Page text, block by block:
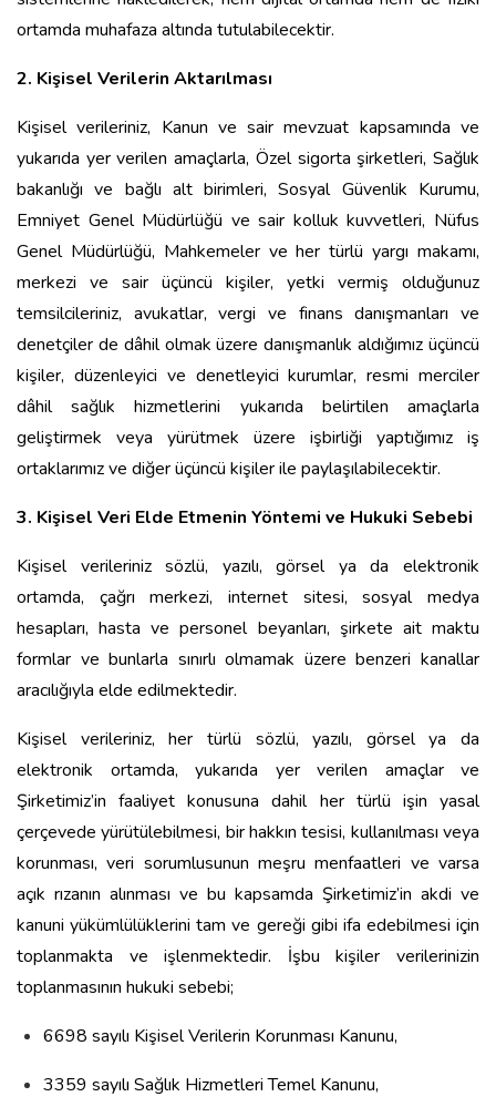
ortamda muhafaza altında tutulabilecektir.
2. Kişisel Verilerin Aktarılması
Kişisel verileriniz, Kanun ve sair mevzuat kapsamında ve
yukarıda yer verilen amaçlarla, Özel sigorta şirketleri, Sağlık
bakanlığı ve bağlı alt birimleri, Sosyal Güvenlik Kurumu,
Emniyet Genel Müdürlüğü ve sair kolluk kuvvetleri, Nüfus
Genel Müdürlüğü, Mahkemeler ve her türlü yargı makamı,
merkezi ve sair üçüncü kişiler, yetki vermiş olduğunuz
temsilcileriniz, avukatlar, vergi ve finans danışmanları ve
denetçiler de dâhil olmak üzere danışmanlık aldığımız üçüncü
kişiler, düzenleyici ve denetleyici kurumlar, resmi merciler
dâhil sağlık hizmetlerini yukarıda belirtilen amaçlarla
geliştirmek veya yürütmek üzere işbirliği yaptığımız iş
ortaklarımız ve diğer üçüncü kişiler ile paylaşılabilecektir.
3. Kişisel Veri Elde Etmenin Yöntemi ve Hukuki Sebebi
Kişisel verileriniz sözlü, yazılı, görsel ya da elektronik
ortamda, çağrı merkezi, internet sitesi, sosyal medya
hesapları, hasta ve personel beyanları, şirkete ait maktu
formlar ve bunlarla sınırlı olmamak üzere benzeri kanallar
aracılığıyla elde edilmektedir.
Kişisel verileriniz, her türlü sözlü, yazılı, görsel ya da
elektronik ortamda, yukarıda yer verilen amaçlar ve
Şirketimiz’in faaliyet konusuna dahil her türlü işin yasal
çerçevede yürütülebilmesi, bir hakkın tesisi, kullanılması veya
korunması, veri sorumlusunun meşru menfaatleri ve varsa
açık rızanın alınması ve bu kapsamda Şirketimiz’in akdi ve
kanuni yükümlülüklerini tam ve gereği gibi ifa edebilmesi için
toplanmakta ve işlenmektedir. İşbu kişiler verilerinizin
toplanmasının hukuki sebebi;
6698 sayılı Kişisel Verilerin Korunması Kanunu,
3359 sayılı Sağlık Hizmetleri Temel Kanunu,